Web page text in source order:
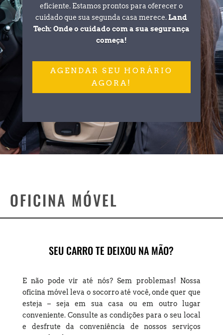
eficiente. Estamos prontos para oferecer o
cuidado que sua segunda casa merece.Land
Tech: Onde o cuidado com a sua segurança
começa!
AGENDAR SEU HORÁRIO
AGORA!
OFICINA MÓVEL
SEU CARRO TE DEIXOU NA MÃO?
E não pode vir até nós? Sem problemas! Nossa
oficina móvel leva o socorro até você, onde quer que
esteja – seja em sua casa ou em outro lugar
conveniente. Consulte as condições para o seu local
e desfrute da conveniência de nossos serviços